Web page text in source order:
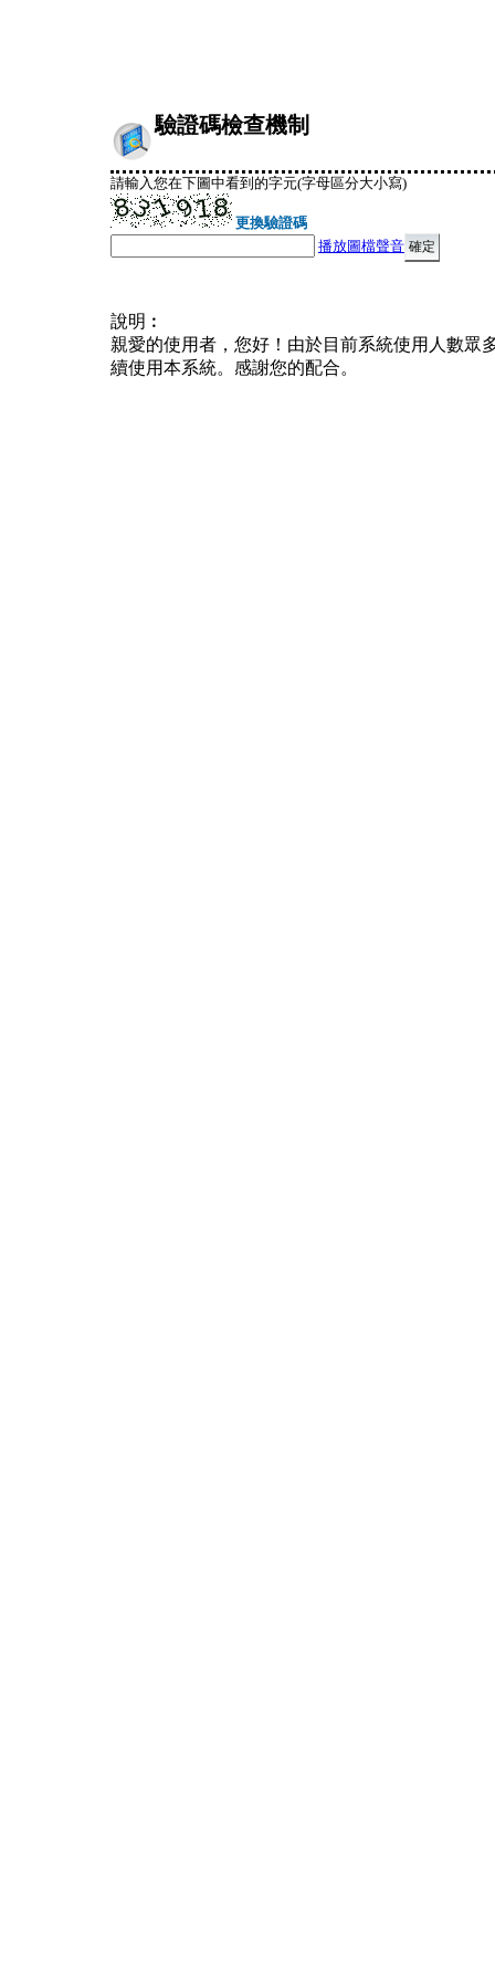
驗證碼檢查機制
請輸入您在下圖中看到的字元(字母區分大小寫)
更換驗證碼
播放圖檔聲音
說明︰
親愛的使用者，您好！由於目前系統使用人數眾
續使用本系統。感謝您的配合。